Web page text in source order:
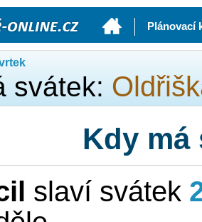
Plánovací
svátek:
Kdy má
slaví svátek